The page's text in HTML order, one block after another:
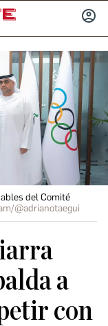
del Comité
@adrianotaegui
a
con